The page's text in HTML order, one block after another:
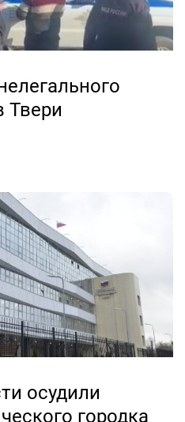
Твери
осудили
городка